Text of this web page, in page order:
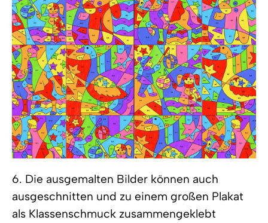
6. Die ausgemalten Bilder können auch
ausgeschnitten und zu einem großen Plakat
als Klassenschmuck zusammengeklebt